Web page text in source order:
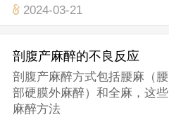
2024-03-21
剖腹产麻醉的不良反应
剖腹产麻醉方式包括腰麻（腰
部硬膜外麻醉）和全麻，这些
麻醉方法